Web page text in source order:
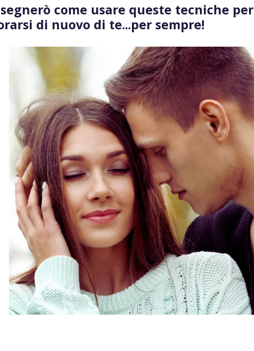
come usare queste tecniche per
di nuovo di te...per sempre!